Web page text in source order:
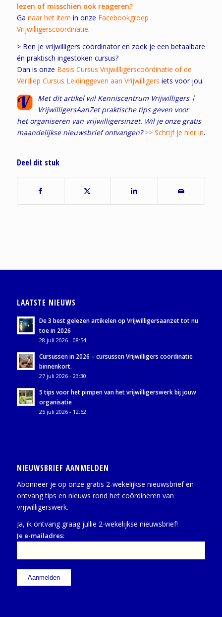
lezen of misschien ook reageren?
Ga naar het item in onze Facebookgroep
Vrijwilligerscoördinatie.
> Ben je vrijwilligers coördinator en zoek je een betaalbare
én praktisch ingestoken cursus?
Dan is onze Basis Cursus Vrijwillligerscoördinatie of de
Verdiep Cursus Leidinggeven aan Vrijwilligers iets voor jou.
Met dit artikel wil Kenniscentrum Vrijwilligers |
VrijwilligersAanZet praktische tips geven voor
het organiseren van vrijwilligersinzet. Wil je onze gratis
maandelijkse nieuwsbrief ontvangen?>> Schrijf je hier in.
Deel dit stuk
LAATSTE NIEUWS
De 3 best gelezen artikelen op Vrijwilligersaanzet tot nu
toe in 2026
28 juli 2026 - 08:54
Cursussen in 2026 – cursussen Vrijwilligers coördinatie
binnenkort.
27 juli 2026 - 23:30
5 tips voor het pimpen van het vrijwilligerswerk bij jouw
organisatie
25 juli 2026 - 12:52
NIEUWSBRIEF AANMELDEN
Abonneer je op onze gratis 2-wekelijkse nieuwsbrief en
ontvang tips en nieuws rond het coördineren van
vrijwilligerswerk.
Ja, ik ontvang graag jullie 2-wekelijkse nieuwsbrief!
Je e-mailadres: